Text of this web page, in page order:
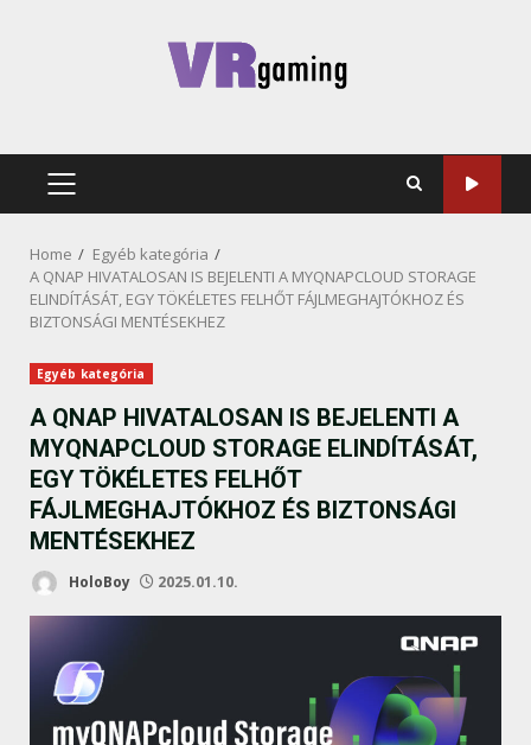
PRIMARY
Home
Egyéb kategória
A QNAP HIVATALOSAN IS BEJELENTI A MYQNAPCLOUD STORAGE
ELINDÍTÁSÁT, EGY TÖKÉLETES FELHŐT FÁJLMEGHAJTÓKHOZ ÉS
BIZTONSÁGI MENTÉSEKHEZ
Egyéb kategória
A QNAP HIVATALOSAN IS BEJELENTI A
MYQNAPCLOUD STORAGE ELINDÍTÁSÁT,
EGY TÖKÉLETES FELHŐT
FÁJLMEGHAJTÓKHOZ ÉS BIZTONSÁGI
MENTÉSEKHEZ
HoloBoy 2025.01.10.